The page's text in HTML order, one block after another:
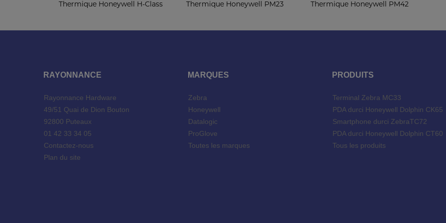
Thermique Honeywell H-Class Thermique Honeywell PM23 Thermique Honeywell PM42
RAYONNANCE
Rayonnance Hardware
49/51 Quai de Dion Bouton
92800 Puteaux
01 42 33 34 05
Contactez-nous
Plan du site
MARQUES
Zebra
Honeywell
Datalogic
ProGlove
Toutes les marques
PRODUITS
Terminal Zebra MC33
PDA durci Honeywell Dolphin CK65
Smartphone durci ZebraTC72
PDA durci Honeywell Dolphin CT60
Tous les produits